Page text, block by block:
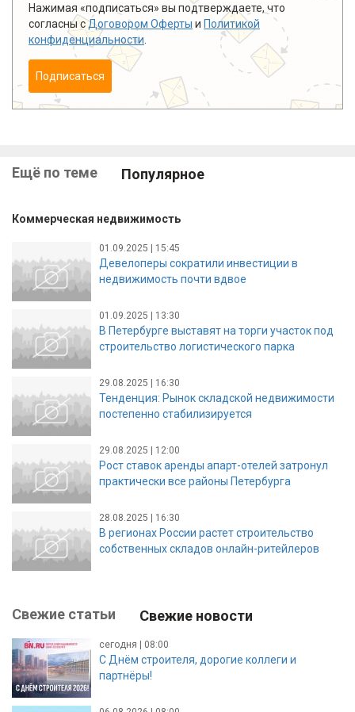
Нажимая «подписаться» вы подтверждаете, что
согласны сДоговором Оферты и Политикой
конфиденциальности
Подписаться
Ещё по теме Популярное
Коммерческая недвижимость
01.09.2025 | 15:45
Девелоперы сократили инвестиции в
недвижимость почти вдвое
01.09.2025 | 13:30
В Петербурге выставят на торги участок под
строительство логистического парка
29.08.2025 | 16:30
Тенденция: Рынок складской недвижимости
постепенно стабилизируется
29.08.2025 | 12:00
Рост ставок аренды апарт-отелей затронул
практически все районы Петербурга
28.08.2025 | 16:30
В регионах России растет строительство
собственных складов онлайн-ритейлеров
Свежие статьи Свежие новости
сегодня | 08:00
С Днём строителя, дорогие коллеги и
партнёры!